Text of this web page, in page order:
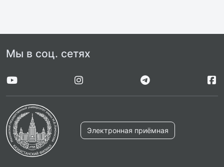
Мы в соц. сетях
Электронная приёмная